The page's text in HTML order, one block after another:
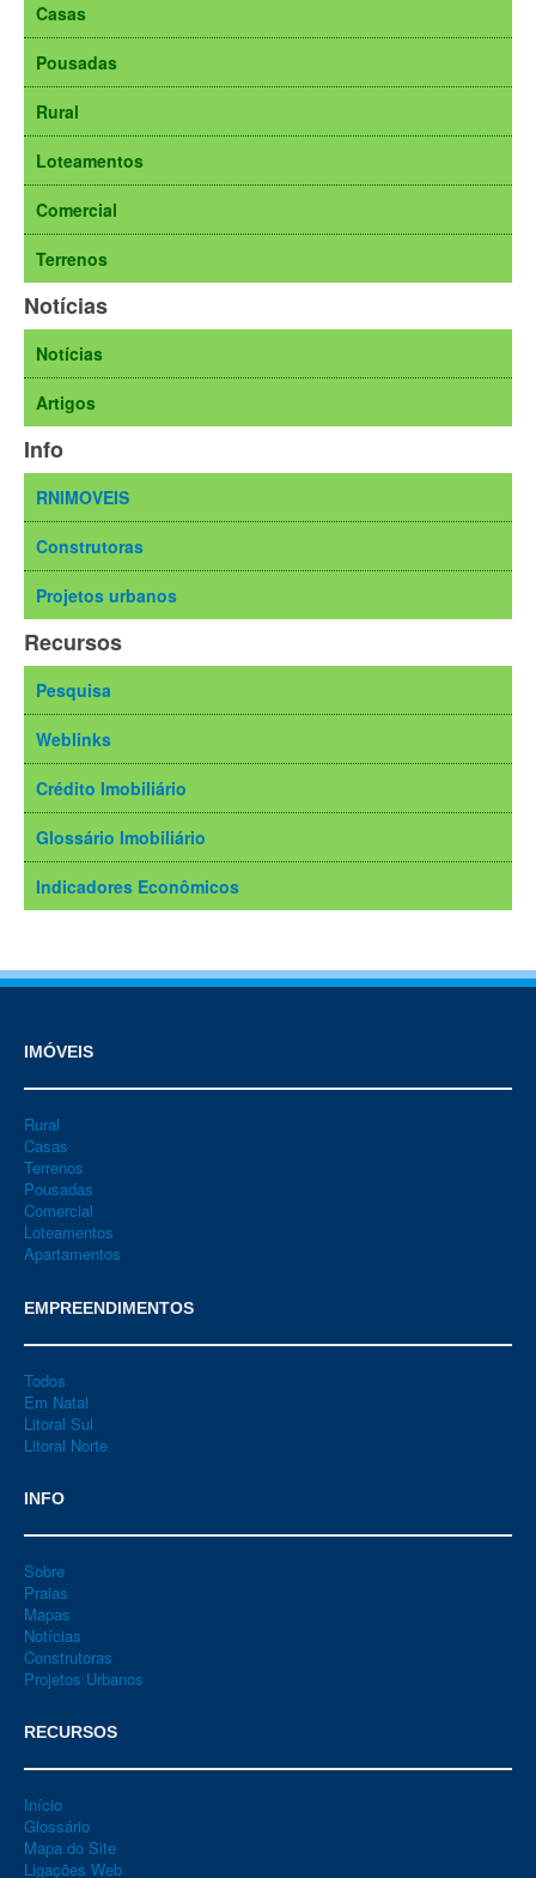
Casas
Pousadas
Rural
Loteamentos
Comercial
Terrenos
Notícias
Notícias
Artigos
Info
RNIMOVEIS
Construtoras
Projetos urbanos
Recursos
Pesquisa
Weblinks
Crédito Imobiliário
Glossário Imobiliário
Indicadores Econômicos
IMÓVEIS
Rural
Casas
Terrenos
Pousadas
Comercial
Loteamentos
Apartamentos
EMPREENDIMENTOS
Todos
Em Natal
Litoral Sul
Litoral Norte
INFO
Sobre
Praias
Mapas
Notícias
Construtoras
Projetos Urbanos
RECURSOS
Início
Glossário
Mapa do Site
Ligações Web